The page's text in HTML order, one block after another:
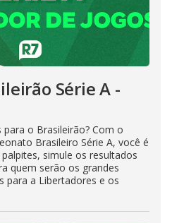
Série A -
o Brasileirão? Com o
Brasileiro Série A, você é
simule os resultados
quem serão os grandes
para a Libertadores e os